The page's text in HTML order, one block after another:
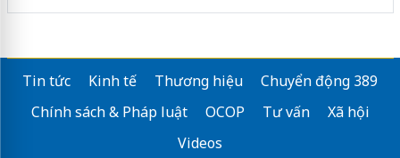
Tin tức Kinh tế Thương hiệu
Chuyển động 389
Chính sách & Pháp luật
OCOP Tư vấn
Xã hội
Videos